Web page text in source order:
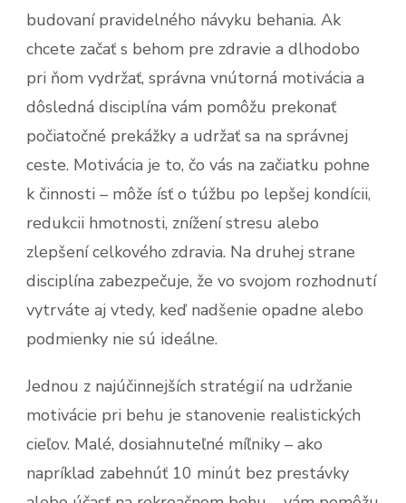
budovaní pravidelného návyku behania. Ak
chcete začať s behom pre zdravie a dlhodobo
pri ňom vydržať, správna vnútorná motivácia a
dôsledná disciplína vám pomôžu prekonať
počiatočné prekážky a udržať sa na správnej
ceste. Motivácia je to, čo vás na začiatku pohne
k činnosti – môže ísť o túžbu po lepšej kondícii,
redukcii hmotnosti, znížení stresu alebo
zlepšení celkového zdravia. Na druhej strane
disciplína zabezpečuje, že vo svojom rozhodnutí
vytrváte aj vtedy, keď nadšenie opadne alebo
podmienky nie sú ideálne.
Jednou z najúčinnejších stratégií na udržanie
motivácie pri behu je stanovenie realistických
cieľov. Malé, dosiahnuteľné míľniky – ako
napríklad zabehnúť 10 minút bez prestávky